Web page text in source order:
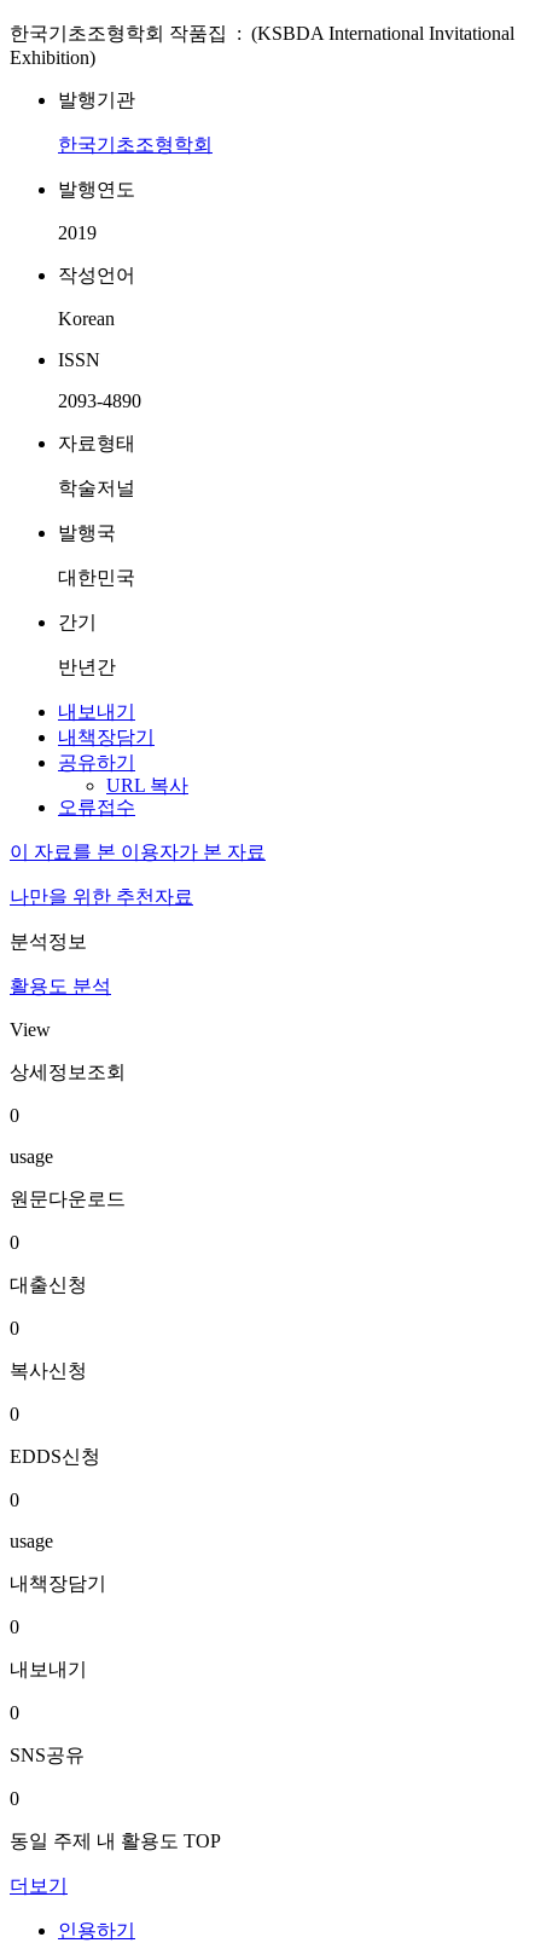
한국기초조형학회 작품집 : (KSBDA International Invitational
Exhibition)
발행기관
한국기초조형학회
발행연도
2019
작성언어
Korean
ISSN
2093-4890
자료형태
학술저널
발행국
대한민국
간기
반년간
내보내기
내책장담기
공유하기
URL 복사
오류접수
이 자료를 본 이용자가 본 자료
나만을 위한 추천자료
분석정보
활용도 분석
View
상세정보조회
0
usage
원문다운로드
0
대출신청
0
복사신청
0
EDDS신청
0
usage
내책장담기
0
내보내기
0
SNS공유
0
동일 주제 내 활용도 TOP
더보기
인용하기